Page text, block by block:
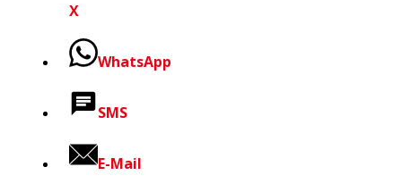
X
WhatsApp
SMS
E-Mail